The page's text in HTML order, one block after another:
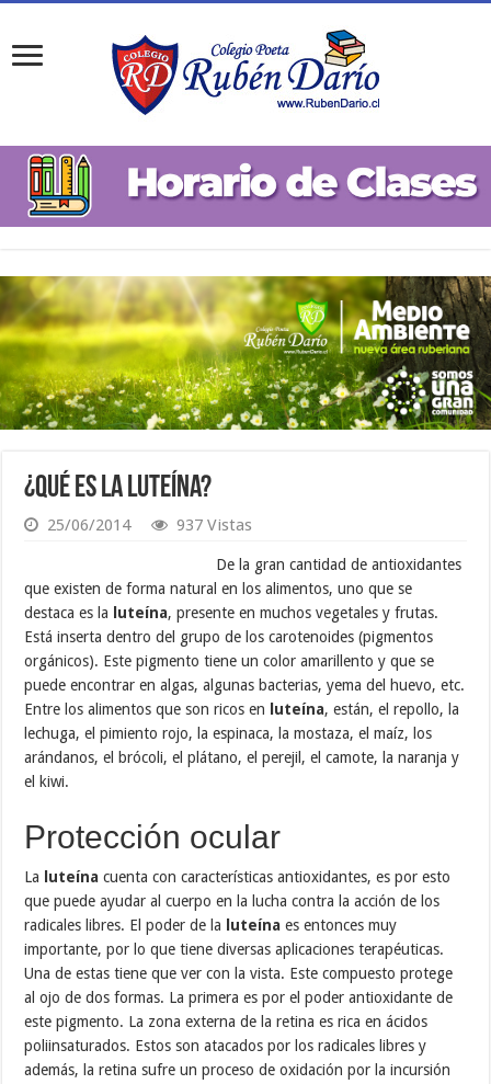
¿Qué es la Luteína?
25/06/2014 937 Vistas
De la gran cantidad de antioxidantes
que existen de forma natural en los alimentos, uno que se
destaca es la
luteína, presente en muchos vegetales y frutas.
Está inserta dentro del grupo de los carotenoides (pigmentos
orgánicos). Este pigmento tiene un color amarillento y que se
puede encontrar en algas, algunas bacterias, yema del huevo, etc.
Entre los alimentos que son ricos en
luteína, están, el repollo, la
lechuga, el pimiento rojo, la espinaca, la mostaza, el maíz, los
arándanos, el brócoli, el plátano, el perejil, el camote, la naranja y
el kiwi.
Protección ocular
La luteína cuenta con características antioxidantes, es por esto
que puede ayudar al cuerpo en la lucha contra la acción de los
radicales libres. El poder de la
luteína es entonces muy
importante, por lo que tiene diversas aplicaciones terapéuticas.
Una de estas tiene que ver con la vista. Este compuesto protege
al ojo de dos formas. La primera es por el poder antioxidante de
este pigmento. La zona externa de la retina es rica en ácidos
poliinsaturados. Estos son atacados por los radicales libres y
además, la retina sufre un proceso de oxidación por la incursión